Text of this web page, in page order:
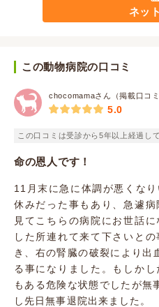
ネッ
この動物病院の口コミ
chocomamaさん（掲載口コ
5.0
この口コミは受診から5年以上経過し
命の恩人です！
11月末に急に体調が悪くな
休みだった事もあり、急遽
見てこちらの病院にお世話
した所連れて来て下さいと
き、右の腎臓の破裂により出
る事になりました。もしか
もある危険な状態でしたが無
し先日無事退院出来ました。